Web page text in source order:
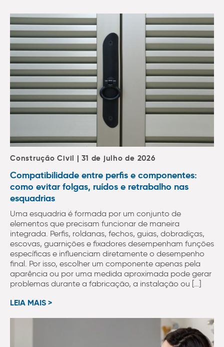
Construção Civil | 31 de julho de 2026
Compatibilidade entre perfis e componentes:
como evitar folgas, ruídos e retrabalho nas
esquadrias
Uma esquadria é formada por um conjunto de
elementos que precisam funcionar de maneira
integrada. Perfis, roldanas, fechos, guias, dobradiças,
escovas, guarnições e fixadores desempenham funções
específicas e influenciam diretamente o desempenho
final. Por isso, escolher um componente apenas pela
aparência ou por uma medida aproximada pode gerar
problemas durante a fabricação, a instalação ou […]
LEIA MAIS >